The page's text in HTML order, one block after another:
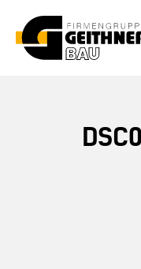
ALLE REFERENZEN